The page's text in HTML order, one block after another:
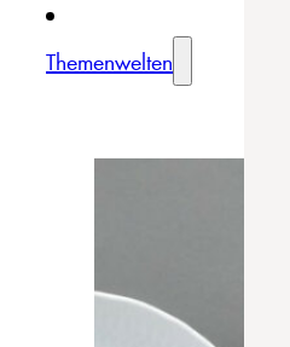
Themenwelten